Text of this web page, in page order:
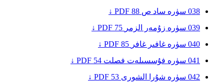
038 سۈرە ساد ص 88
PDF ↓
039 سۈرە زۇمەر الزمر 75
PDF ↓
040 سۈرە غافىر غافر 85
PDF ↓
041 سۈرە فۇسسىلەت فصلت 54
PDF ↓
042 سۈرە شۇرا الشورى 53
PDF ↓